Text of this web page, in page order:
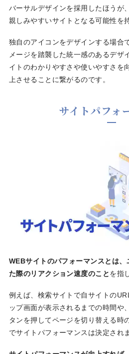
バーサルデザインを採用したほうが
親しみやすいサイトとなる可能性を
独自のアイコンをデザインする場合
メージを踏襲した統一感のあるデザ
イトのわかりやすさや使いやすさを
上させることに繋がるのです。
サイトパフォ
WEBサイトのパフォーマンスとは、
た際のリアクション速度のことを指
例えば、検索サイトで自サイトの
ップ画面が表示されるまでの時間や
タンを押してページを切り替える時
でサイトパフォーマンスは決定され